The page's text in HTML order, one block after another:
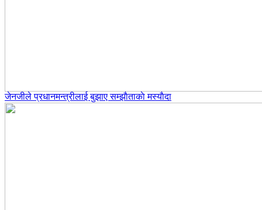
जेनजीले प्रधानमन्त्रीलाई बुझाए सम्झाैताकाे मस्याैदा